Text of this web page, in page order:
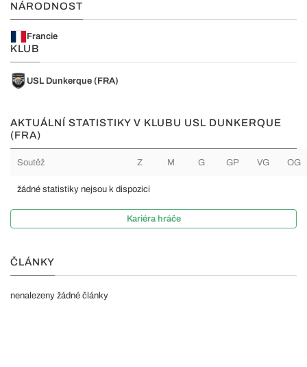
NÁRODNOST
Francie
KLUB
USL Dunkerque (FRA)
AKTUÁLNÍ STATISTIKY V KLUBU USL DUNKERQUE
(FRA)
Soutěž Z M G GP VG OG
žádné statistiky nejsou k dispozici
Kariéra hráče
ČLÁNKY
nenalezeny žádné články